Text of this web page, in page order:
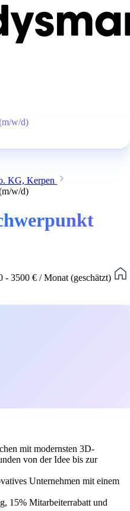
w/d)
KG, Kerpen
w/d)
- 3500 € / Monat (geschätzt)
mit modernsten 3D-
von der Idee bis zur
Unternehmen mit einem
15% Mitarbeiterrabatt und